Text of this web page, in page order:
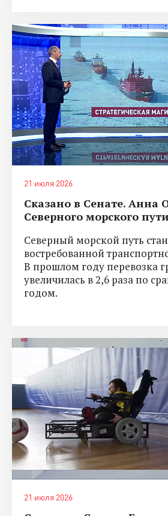
21 июля 2026
Сказано в Сенате. Анна
Северного морского пути
Северный морской путь
востребованной
В прошлом году перевозка
увеличилась в 2,6 раза по
годом.
21 июля 2026